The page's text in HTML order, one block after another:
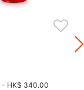
- HK$ 340.00